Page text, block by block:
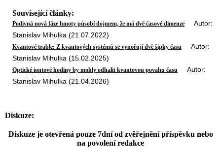
Související články:
Podivná nová fáze hmoty působí dojmem, že má dvě časové dimenze Autor:
Stanislav Mihulka (21.07.2022)
Kvantové trable: Z kvantových systémů se vynořují dvě šipky času
Autor:
Stanislav Mihulka (15.02.2025)
Optické iontové hodiny by mohly odhalit kvantovou povahu času
Autor:
Stanislav Mihulka (21.04.2026)
Diskuze:
Diskuze je otevřená pouze 7dní od zvěřejnění příspěvku nebo
na povolení redakce